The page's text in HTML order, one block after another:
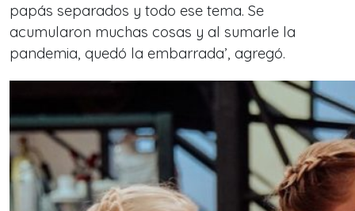
papás separados y todo ese tema. Se
acumularon muchas cosas y al sumarle la
pandemia, quedó la embarrada’, agregó.